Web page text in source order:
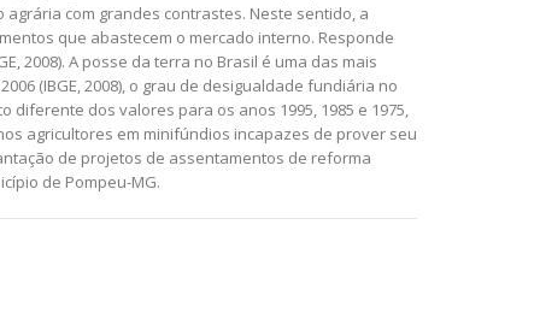
com grandes contrastes. Neste sentido, a
que abastecem o mercado interno. Responde
2008). A posse da terra no Brasil é uma das mais
(IBGE, 2008), o grau de desigualdade fundiária no
diferente dos valores para os anos 1995, 1985 e 1975,
agricultores em minifúndios incapazes de prover seu
de projetos de assentamentos de reforma
de Pompeu-MG.